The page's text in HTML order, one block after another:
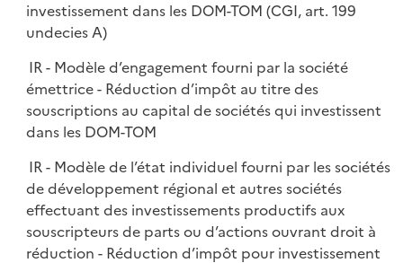
investissement dans les DOM-TOM (CGI, art. 199
undecies A)
IR - Modèle d’engagement fourni par la société
émettrice - Réduction d’impôt au titre des
souscriptions au capital de sociétés qui investissent
dans les DOM-TOM
IR - Modèle de l’état individuel fourni par les sociétés
de développement régional et autres sociétés
effectuant des investissements productifs aux
souscripteurs de parts ou d’actions ouvrant droit à
réduction - Réduction d’impôt pour investissement